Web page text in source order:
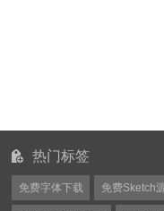
热门标签
免费字体下载 免费Sketch